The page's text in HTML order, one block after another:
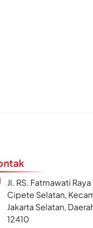
Jl. RS. Fatmawati
Cipete Selatan,
Jakarta Selatan,
12410